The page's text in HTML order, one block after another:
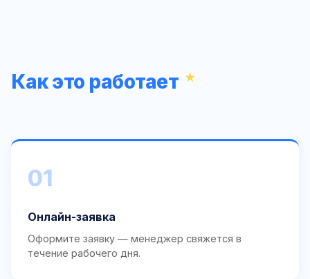
Как это работает
01
Онлайн-заявка
Оформите заявку — менеджер свяжется в
течение рабочего дня.